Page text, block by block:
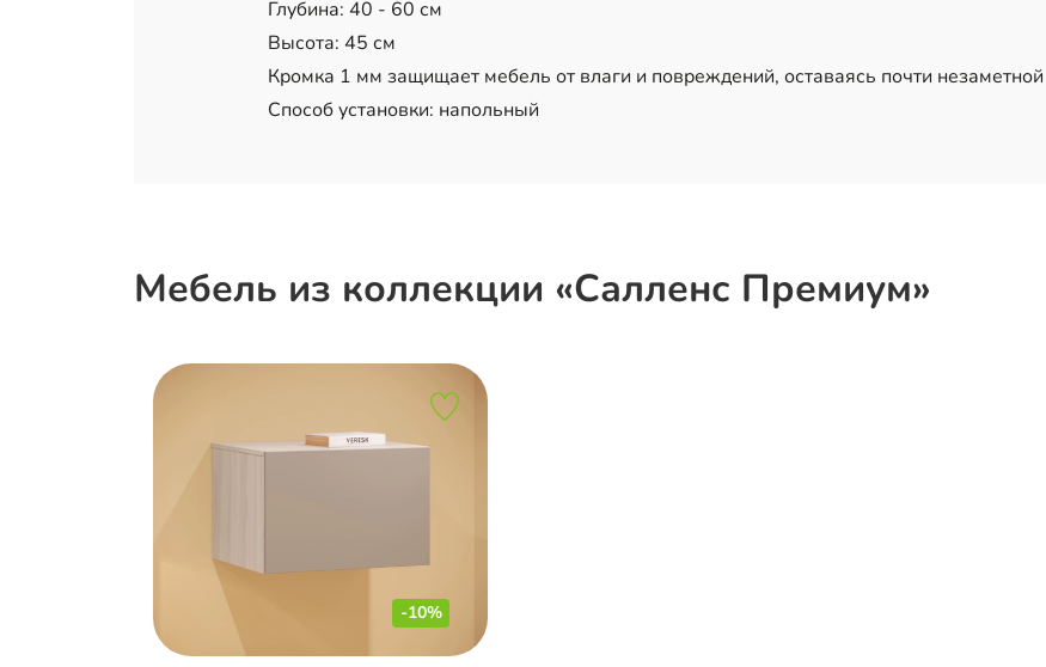
Глубина: 40 - 60 см
Высота: 45 см
Кромка 1 мм защищает мебель от влаги и повреждений, оставаясь почти незаметной
Способ установки: напольный
Мебель из коллекции «Салленс Премиум»
-10%